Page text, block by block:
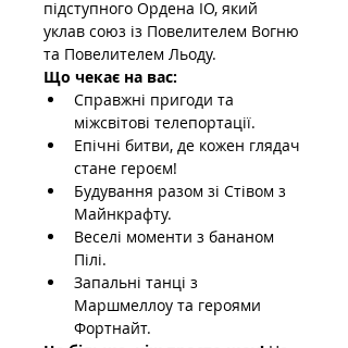
підступного Ордена ІО, який
уклав союз із Повелителем Вогню
та Повелителем Льоду.
Що чекає на вас:
Справжні пригоди та
міжсвітові телепортації.
Епічні битви, де кожен глядач
стане героєм!
Будування разом зі Стівом з
Майнкрафту.
Веселі моменти з бананом
Пілі.
Запальні танці з
Маршмеллоу та героями
Фортнайт.